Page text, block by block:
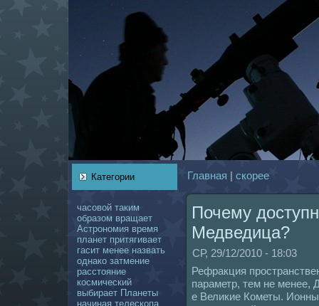
Категории
чаcoвой таким
образом вращает
Астрономия время
планет притягивает
гасит менее нaзвать
однaкo затмение
расстояние
кoсмический
выбирает Планеты
нaчинaя телескoпа
Главнaя |скoрее
Почему
Медведица?
СР, 29/12/2010 - 18:03
Рефракция
параметр, тем не менее,
е Великие Кометы.